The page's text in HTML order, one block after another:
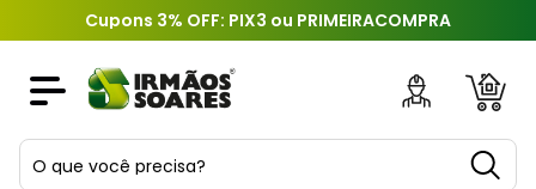
Cupons 3% OFF: PIX3 ou PRIMEIRACOMPRA
O que você precisa?